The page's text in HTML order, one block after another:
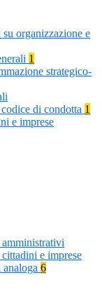
organizzazione e
1
strategico-
di condotta 1
e imprese
e imprese
6